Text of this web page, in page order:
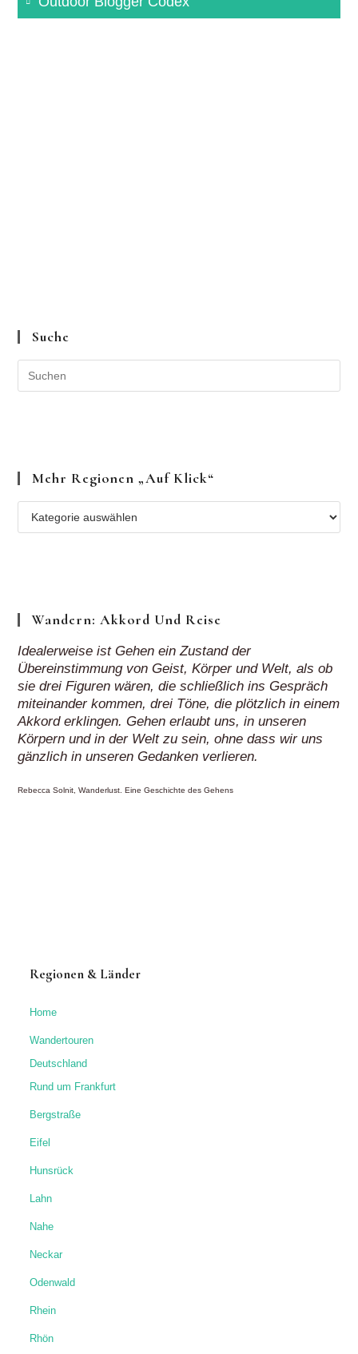
Suche
Mehr Regionen „auf Klick“
Regionen
Wandern: Akkord Und Reise
Idealerweise ist Gehen ein Zustand der
Übereinstimmung von Geist, Körper und Welt, als ob
sie drei Figuren wären, die schließlich ins Gespräch
miteinander kommen, drei Töne, die plötzlich in einem
Akkord erklingen. Gehen erlaubt uns, in unseren
Körpern und in der Welt zu sein, ohne dass wir uns
gänzlich in unseren Gedanken verlieren.
Rebecca Solnit, Wanderlust. Eine Geschichte des Gehens
Regionen & Länder
Home
Wandertouren
Deutschland
Rund um Frankfurt
Bergstraße
Eifel
Hunsrück
Lahn
Nahe
Neckar
Odenwald
Rhein
Rhön